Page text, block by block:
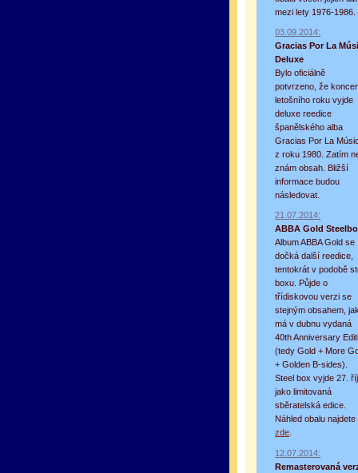
альфа банк
оформление кредитной
mezi lety 1976-1986.
03.09.2014:
Gracias Por La
Deluxe
Bylo oficiálně
potvrzeno, že
letošního roku vyjde
deluxe reedice
španělského alba
Gracias Por La
z roku 1980. Zatím
znám obsah. Bližší
informace budou
následovat.
21.07.2014:
ABBA Gold
Album ABBA Gold se
dočká další reedice,
tentokrát v podobě
boxu. Půjde o
třídiskovou verzi se
stejným obsahem,
má v dubnu vydaná
40th Anniversary
(tedy Gold + More
+ Golden B-sides).
Steel box vyjde 27.
jako limitovaná
sběratelská edice.
Náhled obalu najdete
zde.
12.07.2014:
Remasterovaná